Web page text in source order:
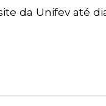
da Unifev até